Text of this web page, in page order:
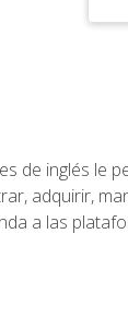
de inglés le
adquirir,
a las